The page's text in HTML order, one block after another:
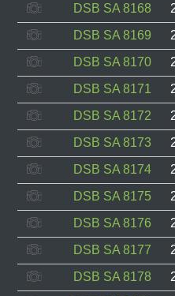
DSB SA 8168
DSB SA 8169
DSB SA 8170
DSB SA 8171
DSB SA 8172
DSB SA 8173
DSB SA 8174
DSB SA 8175
DSB SA 8176
DSB SA 8177
DSB SA 8178